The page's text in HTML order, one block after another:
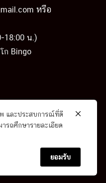
หรือ
18:00 น.)
ก Bingo
โก ในเครือ Superposition
และประสบการณ์ที่ดี
รถศึกษารายละเอียด
ยอมรับ